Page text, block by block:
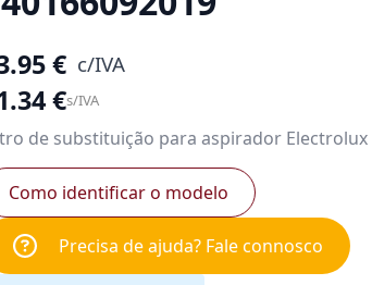
€ c/IVA
€s/IVA
de substituição para aspirador Electrolux
Como identificar o modelo
Precisa de ajuda? Fale connosco